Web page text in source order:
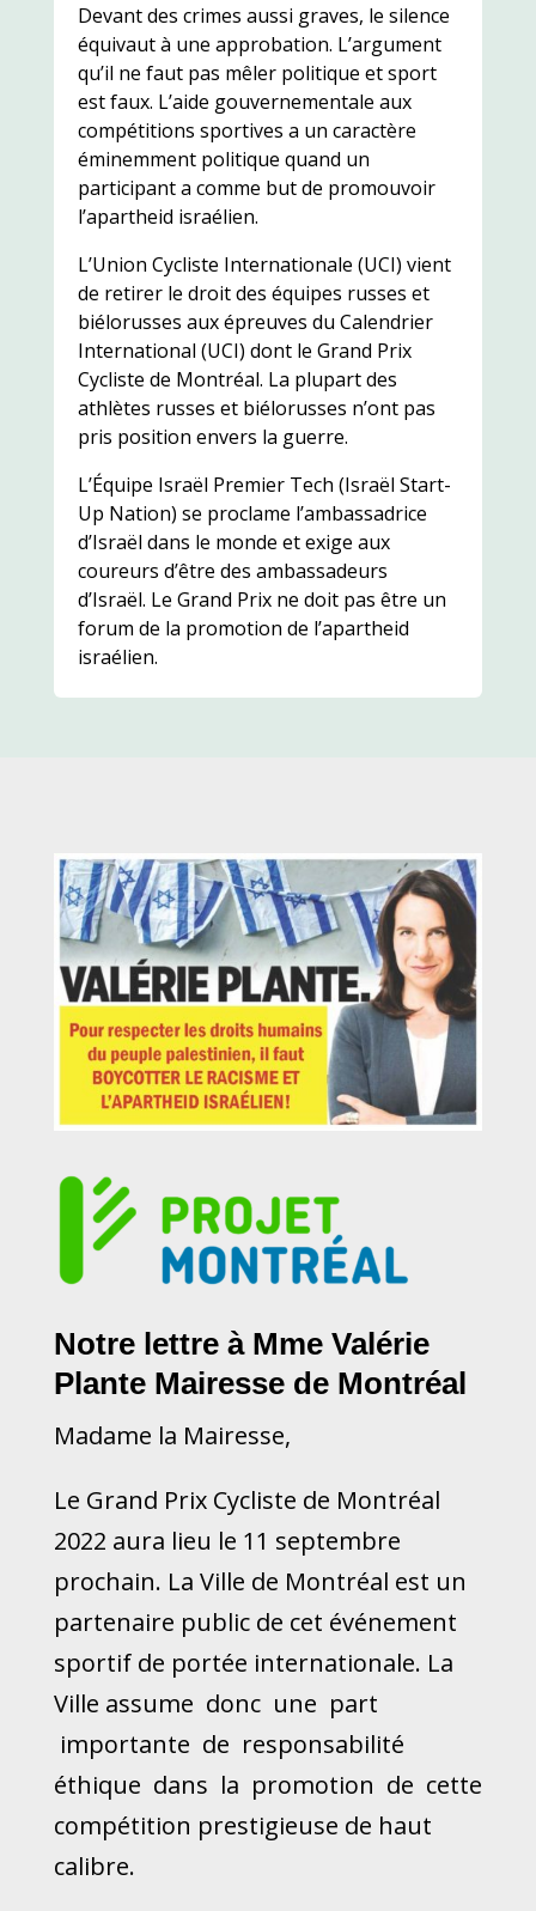
Devant des crimes aussi graves, le silence
équivaut à une approbation. L’argument
qu’il ne faut pas mêler politique et sport
est faux. L’aide gouvernementale aux
compétitions sportives a un caractère
éminemment politique quand un
participant a comme but de promouvoir
l’apartheid israélien.
L’Union Cycliste Internationale (UCI) vient
de retirer le droit des équipes russes et
biélorusses aux épreuves du Calendrier
International (UCI) dont le Grand Prix
Cycliste de Montréal. La plupart des
athlètes russes et biélorusses n’ont pas
pris position envers la guerre.
L’Équipe Israël Premier Tech (Israël Start-
Up Nation) se proclame l’ambassadrice
d’Israël dans le monde et exige aux
coureurs d’être des ambassadeurs
d’Israël. Le Grand Prix ne doit pas être un
forum de la promotion de l’apartheid
israélien.
Notre lettre à Mme Valérie
Plante Mairesse de Montréal
Madame la Mairesse,
Le Grand Prix Cycliste de Montréal
2022 aura lieu le 11 septembre
prochain. La Ville de Montréal est un
partenaire public de cet événement
sportif de portée internationale. La
Ville assume donc une part
importante de responsabilité
éthique dans la promotion de cette
compétition prestigieuse de haut
calibre.